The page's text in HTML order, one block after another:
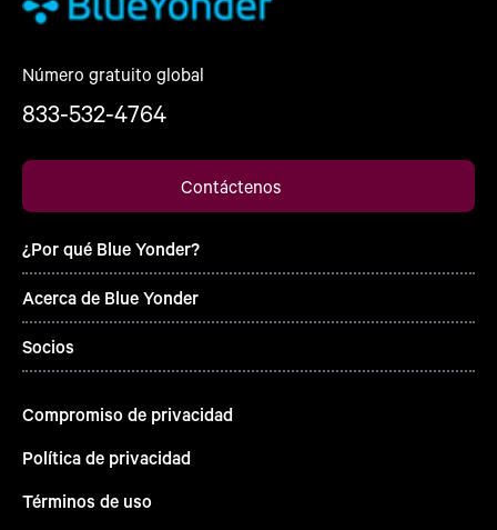
Número gratuito global
833-532-4764
Contáctenos
¿Por qué Blue Yonder?
Acerca de Blue Yonder
Socios
Compromiso de privacidad
Política de privacidad
Términos de uso